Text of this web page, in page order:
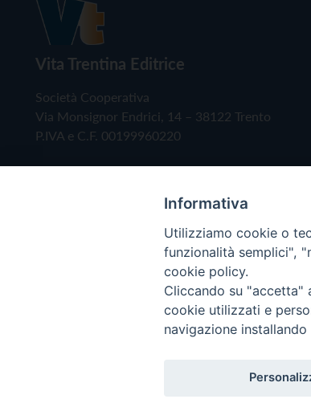
Vita Trentina Editrice
Società Cooperativa
Via Monsignor Endrici, 14 – 38122 Trento
P.IVA e C.F. 00199960220
Copyright © 2019 - Tutti i diritti
Informativa
Utilizziamo cookie o
funzionalità semplici",
cookie policy.
Cliccando su "accetta"
cookie utilizzati e
navigazione